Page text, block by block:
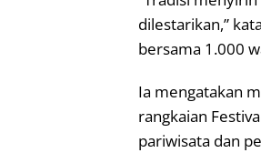
dilestarikan,”
bersama 1.000
Ia mengatakan
rangkaian
pariwisata dan